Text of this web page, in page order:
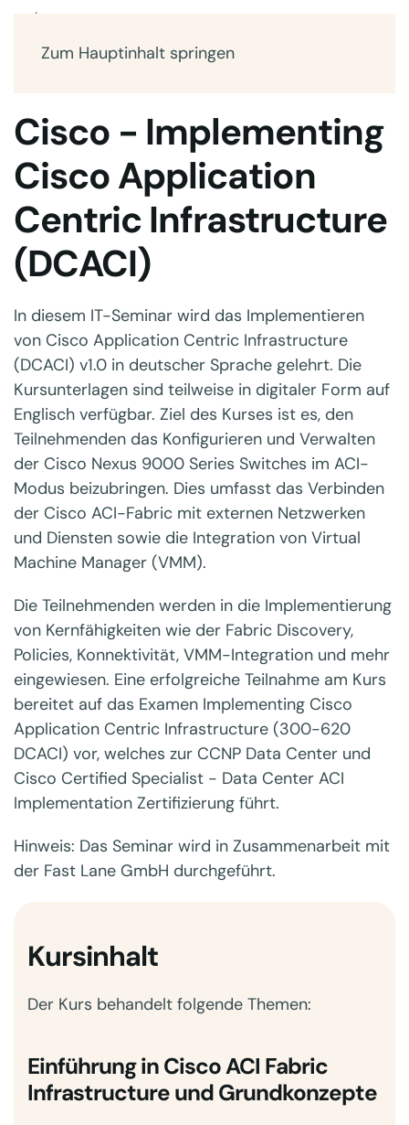
Zum Hauptinhalt springen
Cisco - Implementing
Cisco Application
Centric Infrastructure
(DCACI)
In diesem IT-Seminar wird das Implementieren
von Cisco Application Centric Infrastructure
(DCACI) v1.0 in deutscher Sprache gelehrt. Die
Kursunterlagen sind teilweise in digitaler Form auf
Englisch verfügbar. Ziel des Kurses ist es, den
Teilnehmenden das Konfigurieren und Verwalten
der Cisco Nexus 9000 Series Switches im ACI-
Modus beizubringen. Dies umfasst das Verbinden
der Cisco ACI-Fabric mit externen Netzwerken
und Diensten sowie die Integration von Virtual
Machine Manager (VMM).
Die Teilnehmenden werden in die Implementierung
von Kernfähigkeiten wie der Fabric Discovery,
Policies, Konnektivität, VMM-Integration und mehr
eingewiesen. Eine erfolgreiche Teilnahme am Kurs
bereitet auf das Examen Implementing Cisco
Application Centric Infrastructure (300-620
DCACI) vor, welches zur CCNP Data Center und
Cisco Certified Specialist - Data Center ACI
Implementation Zertifizierung führt.
Hinweis: Das Seminar wird in Zusammenarbeit mit
der Fast Lane GmbH durchgeführt.
Kursinhalt
Der Kurs behandelt folgende Themen:
Einführung in Cisco ACI Fabric
Infrastructure und Grundkonzepte